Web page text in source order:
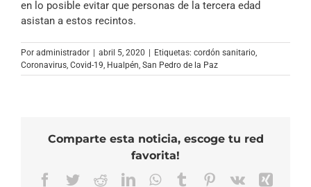
en lo posible evitar que personas de la tercera edad
asistan a estos recintos.
Por administrador | abril 5, 2020 | Etiquetas: cordón sanitario
Coronavirus Covid-19 Hualpén San Pedro de la Paz
Comparte esta noticia, escoge tu red
favorita!
Facebook
TwitterRedditLinkedInWhatsApp
TumblrPinterest
Vk
Xing